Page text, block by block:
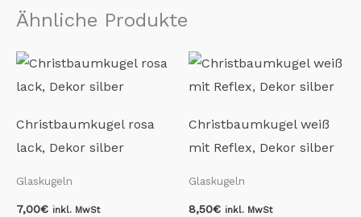
Ähnliche Produkte
Christbaumkugel rosa
lack, Dekor silber
Glaskugeln
7,00€ inkl. MwSt
Christbaumkugel weiß
mit Reflex, Dekor silber
Glaskugeln
8,50€ inkl. MwSt